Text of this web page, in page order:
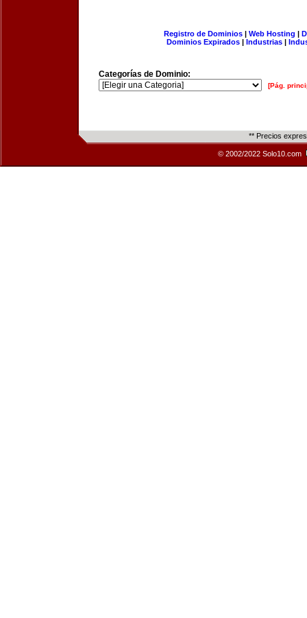
Registro de Dominios| Web Hosting |
Dominios Expirados | Industrias |
Categorías de Dominio:
[Pág.
** Precios
© 2002/2022 Solo10.com